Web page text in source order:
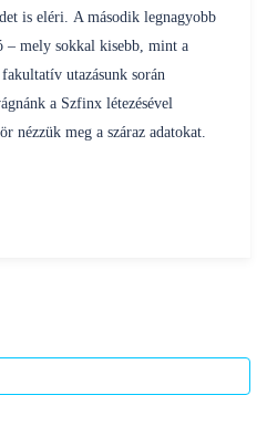
is eléri. A második legnagyobb
– mely sokkal kisebb, mint a
utazásunk során
a Szfinx létezésével
nézzük meg a száraz adatokat.